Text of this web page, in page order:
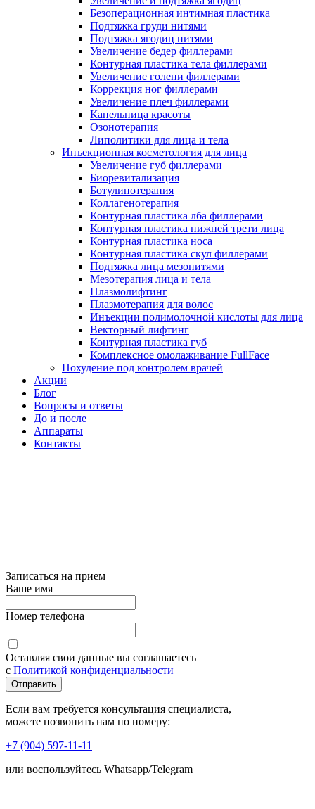
Безоперационная интимная пластика
Подтяжка груди нитями
Подтяжка ягодиц нитями
Увеличение бедер филлерами
Контурная пластика тела филлерами
Увеличение голени филлерами
Коррекция ног филлерами
Увеличение плеч филлерами
Капельница красоты
Озонотерапия
Липолитики для лица и тела
Инъекционная косметология для лица
Увеличение губ филлерами
Биоревитализация
Ботулинотерапия
Коллагенотерапия
Контурная пластика лба филлерами
Контурная пластика нижней трети лица
Контурная пластика носа
Контурная пластика скул филлерами
Подтяжка лица мезонитями
Мезотерапия лица и тела
Плазмолифтинг
Плазмотерапия для волос
Инъекции полимолочной кислоты для лица
Векторный лифтинг
Контурная пластика губ
Комплексное омолаживание FullFace
Похудение под контролем врачей
Акции
Блог
Вопросы и ответы
До и после
Аппараты
Контакты
Записаться на прием
Ваше имя
Номер телефона
Оставляя свои данные вы соглашаетесь
с Политикой конфиденциальности
Отправить
Если вам требуется консультация специалиста,
можете позвонить нам по номеру:
+7 (904) 597-11-11
или воспользуйтесь Whatsapp/Telegram